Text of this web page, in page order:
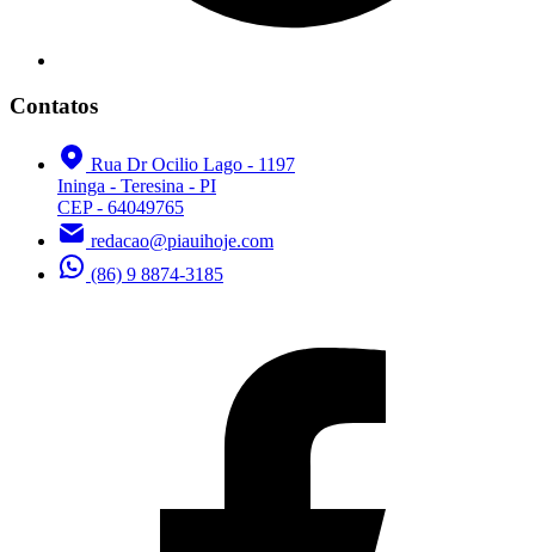
Contatos
Rua Dr Ocilio Lago - 1197
Ininga - Teresina - PI
CEP - 64049765
redacao@piauihoje.com
(86) 9 8874-3185